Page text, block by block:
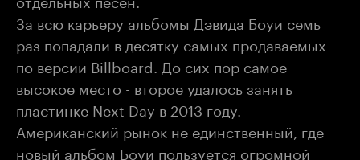
За всю карьеру альбомы Дэвида Боуи семь
раз попадали в десятку самых продаваемых
по версии Billboard. До сих пор самое
высокое место - второе удалось занять
пластинке Next Day в 2013 году.
Американский рынок не единственный, где
новый альбом Боуи пользуется огромной